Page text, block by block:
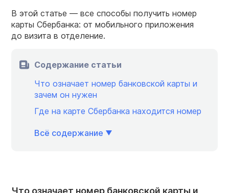
В этой статье — все способы получить номер
карты Сбербанка: от мобильного приложения
до визита в отделение.
Содержание статьи
Что означает номер банковской карты и
зачем он нужен
Где на карте Сбербанка находится номер
Всё содержание
Что означает номер банковской карты и